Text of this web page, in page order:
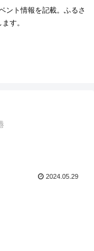
ント情報を記載。ふるさ
す。
2024.05.29